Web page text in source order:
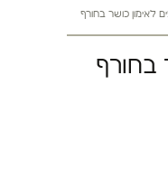
לאימון כושר בחורף
בחורף